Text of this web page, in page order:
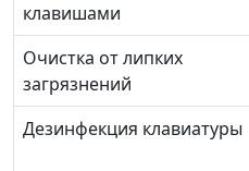
клавишами
Очистка от липких
загрязнений
Дезинфекция клавиатуры